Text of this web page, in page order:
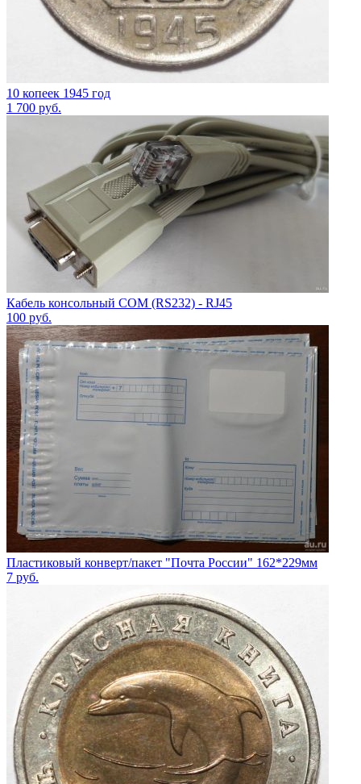
10 копеек 1945 год
1 700 руб.
Кабель консольный COM (RS232) - RJ45
100 руб.
Пластиковый конверт/пакет "Почта России" 162*229мм
7 руб.